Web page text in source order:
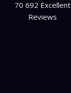
70 692 Excellent
Reviews